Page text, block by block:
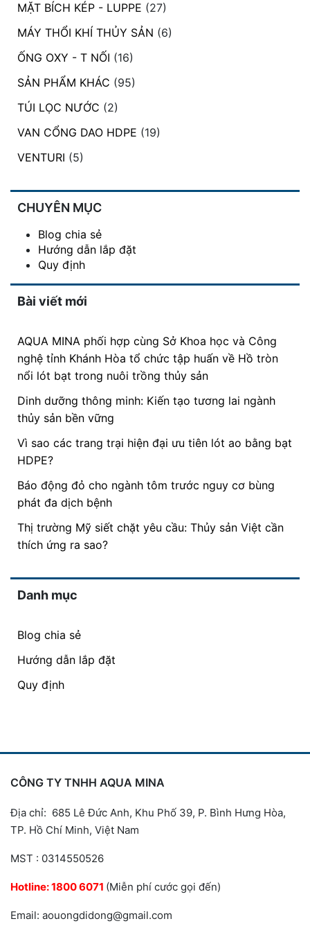
MẶT BÍCH KÉP - LUPPE (27)
MÁY THỔI KHÍ THỦY SẢN (6)
ỐNG OXY - T NỐI (16)
SẢN PHẨM KHÁC (95)
TÚI LỌC NƯỚC (2)
VAN CỔNG DAO HDPE (19)
VENTURI (5)
CHUYÊN MỤC
Blog chia sẻ
Hướng dẫn lắp đặt
Quy định
Bài viết mới
AQUA MINA phối hợp cùng Sở Khoa học và Công
nghệ tỉnh Khánh Hòa tổ chức tập huấn về Hồ tròn
nổi lót bạt trong nuôi trồng thủy sản
Dinh dưỡng thông minh: Kiến tạo tương lai ngành
thủy sản bền vững
Vì sao các trang trại hiện đại ưu tiên lót ao bằng bạt
HDPE?
Báo động đỏ cho ngành tôm trước nguy cơ bùng
phát đa dịch bệnh
Thị trường Mỹ siết chặt yêu cầu: Thủy sản Việt cần
thích ứng ra sao?
Danh mục
Blog chia sẻ
Hướng dẫn lắp đặt
Quy định
CÔNG TY TNHH AQUA MINA
Địa chỉ: 685 Lê Đức Anh, Khu Phố 39, P. Bình Hưng Hòa,
TP. Hồ Chí Minh, Việt Nam
MST : 0314550526
Hotline:1800 6071 (Miễn phí cước gọi đến)
Email: aouongdidong@gmail.com